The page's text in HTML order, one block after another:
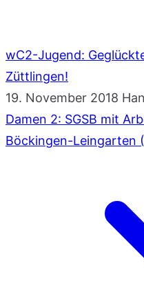
wC2-Jugend:
Züttlingen!
19. November 2018
Damen 2: SGSB mit
Böckingen-Leingarten